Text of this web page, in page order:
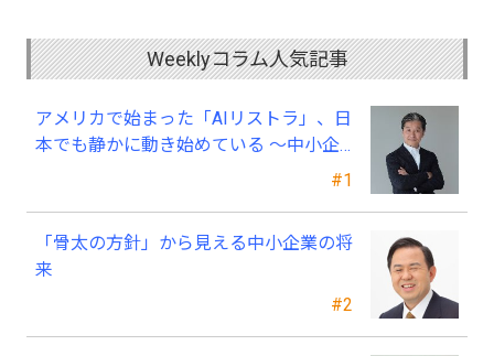
Weeklyコラム人気記事
#1
アメリカで始まった「AIリストラ」、日
本でも静かに動き始めている ～中小企
業経営者が今、見直すべき採用・業務・
#2
「骨太の方針」から見える中小企業の将
来